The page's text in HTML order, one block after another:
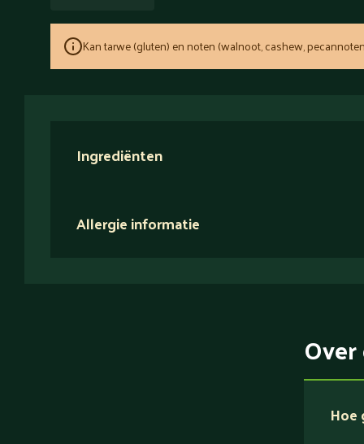
Kan tarwe (gluten) en noten (walnoot, cashew,
Ingrediënten
Allergie informatie
Hoe